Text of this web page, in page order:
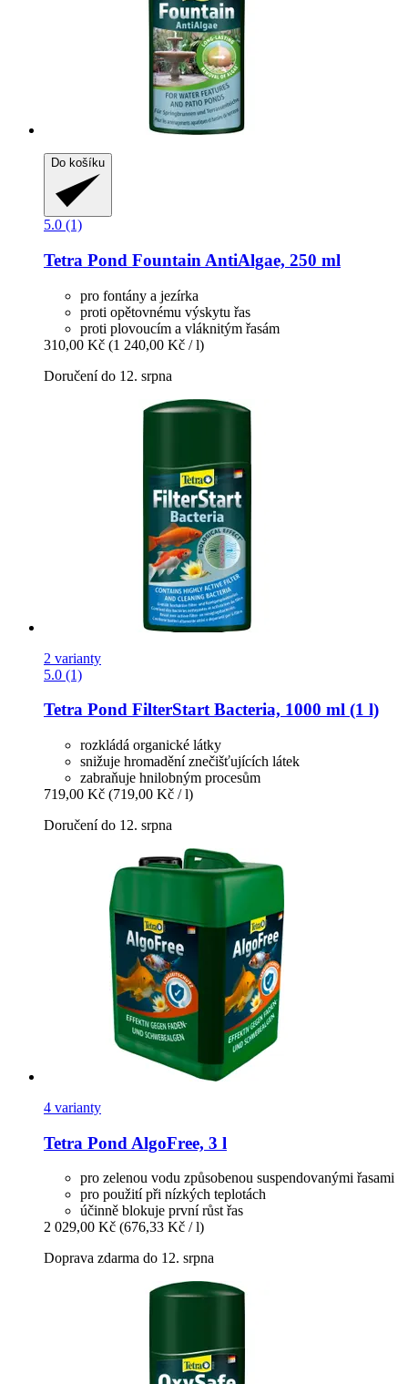
Do košíku
5.0 (1)
Tetra Pond Fountain AntiAlgae, 250 ml
pro fontány a jezírka
proti opětovnému výskytu řas
proti plovoucím a vláknitým řasám
310,00 Kč (1 240,00 Kč / l)
Doručení do 12. srpna
2 varianty
5.0 (1)
Tetra Pond FilterStart Bacteria, 1000 ml (1 l)
rozkládá organické látky
snižuje hromadění znečišťujících látek
zabraňuje hnilobným procesům
719,00 Kč (719,00 Kč / l)
Doručení do 12. srpna
4 varianty
Tetra Pond AlgoFree, 3 l
pro zelenou vodu způsobenou suspendovanými řasami
pro použití při nízkých teplotách
účinně blokuje první růst řas
2 029,00 Kč (676,33 Kč / l)
Doprava zdarma do 12. srpna